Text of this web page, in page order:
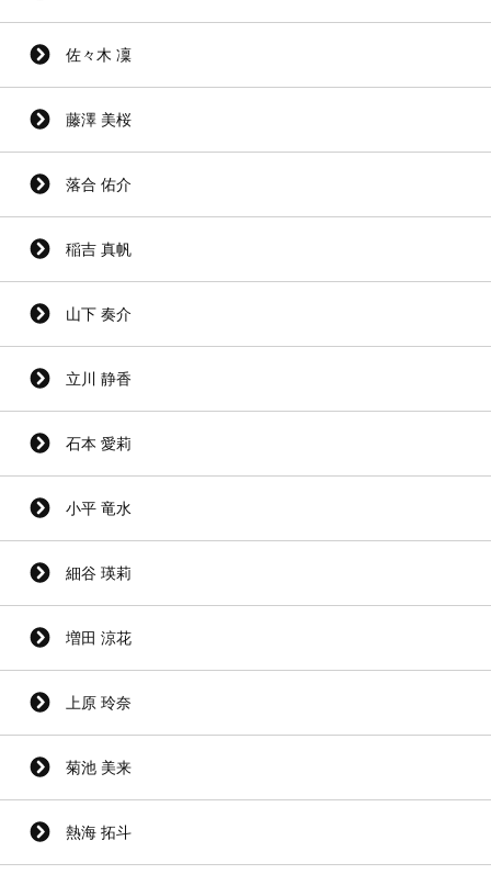
佐々木 凜
藤澤 美桜
落合 佑介
稲吉 真帆
山下 奏介
立川 静香
石本 愛莉
小平 竜水
細谷 瑛莉
増田 涼花
上原 玲奈
菊池 美来
熱海 拓斗